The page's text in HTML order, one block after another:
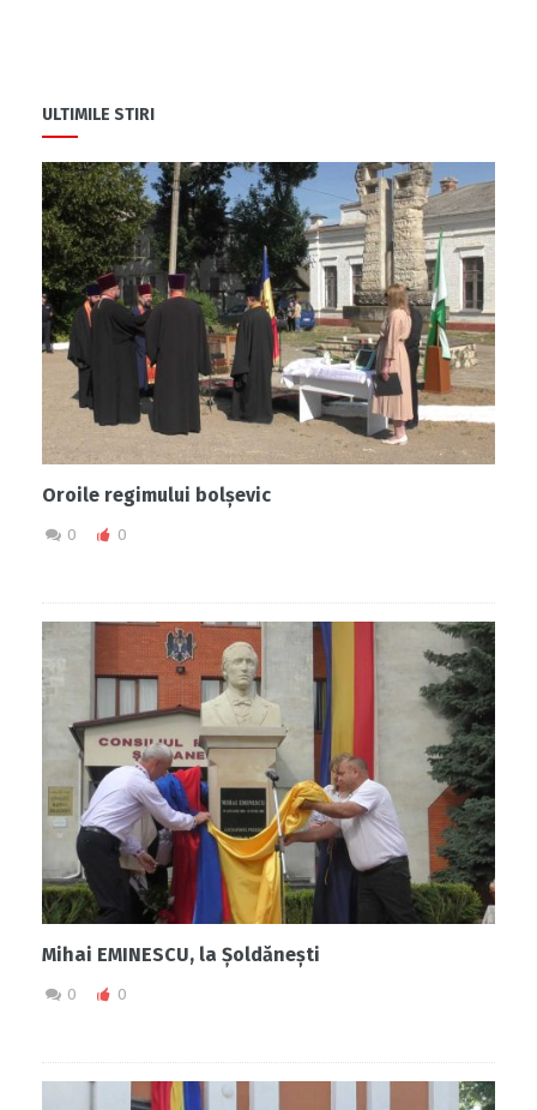
ULTIMILE STIRI
Oroile regimului bolșevic
0 0
Mihai EMINESCU, la Șoldănești
0 0